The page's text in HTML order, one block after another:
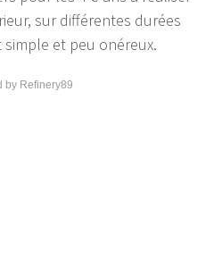
sur différentes durées
et peu onéreux.
by Refinery89